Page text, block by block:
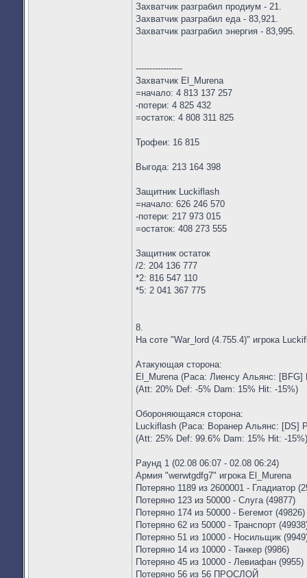
Захватчик разграбил продиум - 21.
Захватчик разграбил еда - 83,921.
Захватчик разграбил энергия - 83,995.
-----------------
Захватчик El_Murena
=начало: 4 813 137 257
-потери: 4 825 432
=остаток: 4 808 311 825
Трофеи: 16 815
Выгода: 213 164 398
Защитник Luckiflash
=начало: 626 246 570
-потери: 217 973 015
=остаток: 408 273 555
Защитник остаток
/2: 204 136 777
*2: 816 547 110
*5: 2 041 367 775
8.
На соте "War_lord (4.755.4)" игрока
Атакующая сторона:
El_Murena (Раса: Лиенсу Альянс:
(Att: 20% Def: -5% Dam: 15% Hit: -15%)
Обороняющаяся сторона:
Luckiflash (Раса: Воранер Альянс: [DS]
(Att: 25% Def: 99.6% Dam: 15% Hit: -15%)
Раунд 1 (02.08 06:07 - 02.08 06:24)
Армия "werwtgdfg7" игрока El_Murena
Потеряно 1189 из 2600001 - Гладиатор
Потеряно 123 из 50000 - Слуга (49877)
Потеряно 174 из 50000 - Бегемот (49826)
Потеряно 62 из 50000 - Транспорт
Потеряно 51 из 10000 - Носильщик
Потеряно 14 из 10000 - Танкер (9986)
Потеряно 45 из 10000 - Левиафан (9955)
Потеряно 56 из 56 ПРОСЛОЙ